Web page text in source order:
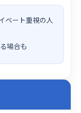
ベート重視の人
場合も